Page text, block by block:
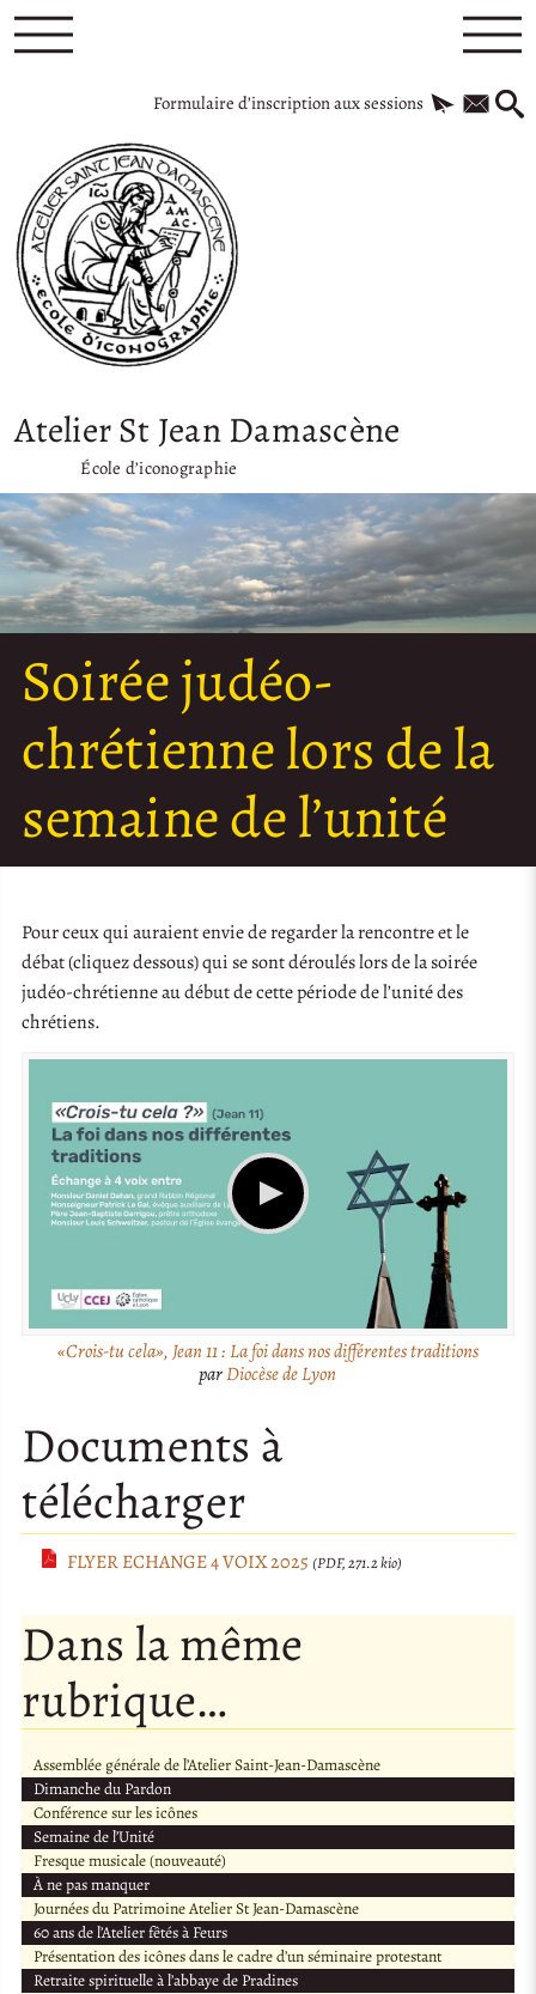
Formulaire d’inscription aux sessions
Atelier St Jean Damascène
École d’iconographie
Soirée judéo-
chrétienne lors de la
semaine de l’unité
Pour ceux qui auraient envie de regarder la rencontre et le
débat (cliquez dessous) qui se sont déroulés lors de la soirée
judéo-chrétienne au début de cette période de l’unité des
chrétiens.
«Crois-tu cela», Jean 11 : La foi dans nos différentes traditions
parDiocèse de Lyon
Documents à
télécharger
FLYER ECHANGE 4 VOIX 2025 (PDF, 271.2 kio)
Dans la même
rubrique…
Assemblée générale de l’Atelier Saint-Jean-Damascène
Dimanche du Pardon
Conférence sur les icônes
Semaine de l’Unité
Fresque musicale (nouveauté)
À ne pas manquer
Journées du Patrimoine Atelier St Jean-Damascène
60 ans de l’Atelier fêtés à Feurs
Présentation des icônes dans le cadre d’un séminaire protestant
Retraite spirituelle à l’abbaye de Pradines